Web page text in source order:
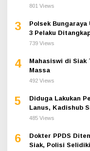
801 Views
3
Polsek
3 Pelaku
739 Views
4
Mahasiswi di Siak
Massa
492 Views
5
Diduga Lakukan
Lanus, Kadishub
485 Views
6
Dokter PPDS
Siak, Polisi